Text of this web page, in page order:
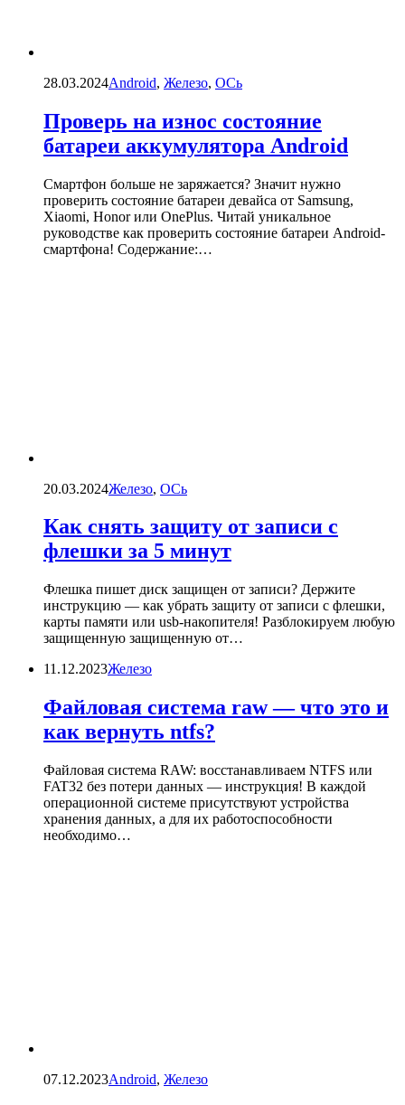
28.03.2024Android, Железо, ОСь
Проверь на износ состояние
батареи аккумулятора Android
Смартфон больше не заряжается? Значит нужно
проверить состояние батареи девайса от Samsung,
Xiaomi, Honor или OnePlus. Читай уникальное
руководстве как проверить состояние батареи Android-
смартфона! Содержание:…
20.03.2024Железо, ОСь
Как снять защиту от записи с
флешки за 5 минут
Флешка пишет диск защищен от записи? Держите
инструкцию — как убрать защиту от записи с флешки,
карты памяти или usb-накопителя! Разблокируем любую
защищенную защищенную от…
11.12.2023Железо
Файловая система raw — что это и
как вернуть ntfs?
Файловая система RAW: восстанавливаем NTFS или
FAT32 без потери данных — инструкция! В каждой
операционной системе присутствуют устройства
хранения данных, а для их работоспособности
необходимо…
07.12.2023Android, Железо